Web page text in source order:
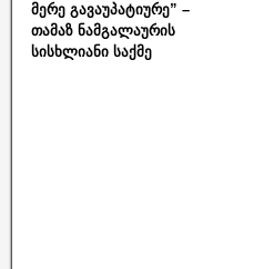
მერე გავაუპატიურე” –
თამაზ ნამგალაურის
სისხლიანი საქმე